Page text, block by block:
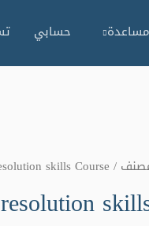
مساعدة حسابي
/ Conflict resolution skills Course